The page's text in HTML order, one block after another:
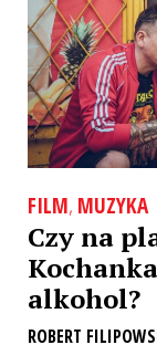
FILM, MUZYKA
Czy na
alkohol?
ROBERT